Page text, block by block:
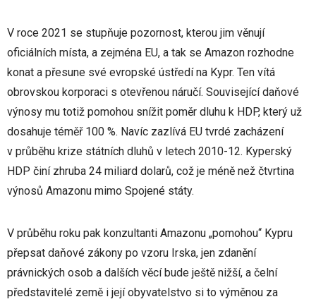
V roce 2021 se stupňuje pozornost, kterou jim věnují
oficiálních místa, a zejména EU, a tak se Amazon rozhodne
konat a přesune své evropské ústředí na Kypr. Ten vítá
obrovskou korporaci s otevřenou náručí. Související daňové
výnosy mu totiž pomohou snížit poměr dluhu k HDP, který už
dosahuje téměř 100 %. Navíc zazlívá EU tvrdé zacházení
v průběhu krize státních dluhů v letech 2010-12. Kyperský
HDP činí zhruba 24 miliard dolarů, což je méně než čtvrtina
výnosů Amazonu mimo Spojené státy.
V průběhu roku pak konzultanti Amazonu „pomohou“ Kypru
přepsat daňové zákony po vzoru Irska, jen zdanění
právnických osob a dalších věcí bude ještě nižší, a čelní
představitelé země i její obyvatelstvo si to výměnou za